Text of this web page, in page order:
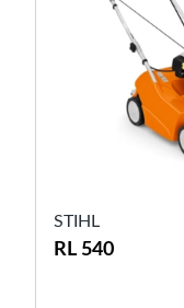
STIHL
RL 540